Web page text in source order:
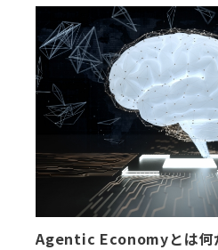
Agentic Economyとは何